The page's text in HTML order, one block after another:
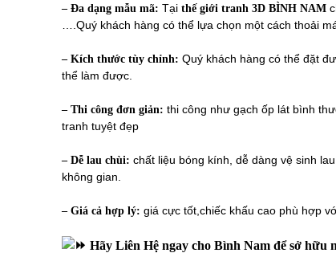
– Đa dạng mẫu mã: Tại thế giới tranh 3D BÌNH NAM
….Quý khách hàng có thể lựa chọn một cách thoải
– Kích thước tùy chỉnh: Quý khách hàng có thể đặt
thể làm được.
– Thi công đơn giản: thi công như gạch ốp lát bình
tranh tuyệt đẹp
– Dễ lau chùi: chất liệu bóng kính, dễ dàng vệ sinh
không gian.
– Giá cả hợp lý: giá cực tốt,chiếc khấu cao phù hợp
Hãy Liên Hệ ngay cho Bình Nam để sở hữu